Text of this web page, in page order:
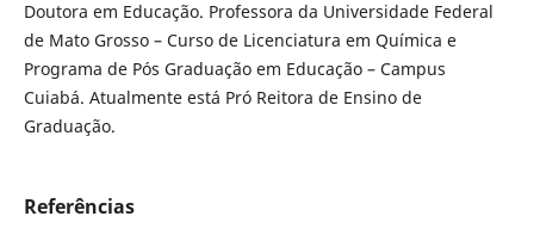
Doutora em Educação. Professora da Universidade Federal
de Mato Grosso – Curso de Licenciatura em Química e
Programa de Pós Graduação em Educação – Campus
Cuiabá. Atualmente está Pró Reitora de Ensino de
Graduação.
Referências